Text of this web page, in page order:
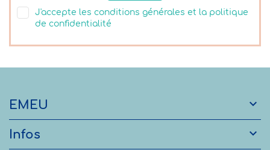
J'accepte les conditions générales et la politique
de confidentialité
EMEU 
Infos 